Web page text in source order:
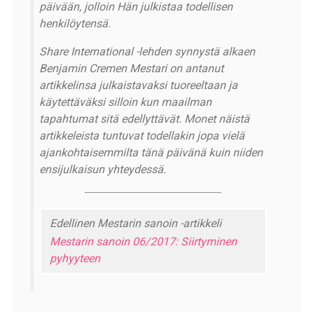
päivään, jolloin Hän julkistaa todellisen
henkilöytensä.
Share International -lehden synnystä alkaen
Benjamin Cremen Mestari on antanut
artikkelinsa julkaistavaksi tuoreeltaan ja
käytettäväksi silloin kun maailman
tapahtumat sitä edellyttävät. Monet näistä
artikkeleista tuntuvat todellakin jopa vielä
ajankohtaisemmilta tänä päivänä kuin niiden
ensijulkaisun yhteydessä.
Edellinen Mestarin sanoin -artikkeli
Mestarin sanoin 06/2017: Siirtyminen
pyhyyteen